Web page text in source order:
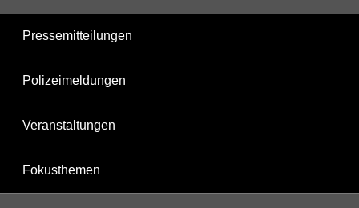
Pressemitteilungen
Polizeimeldungen
Veranstaltungen
Fokusthemen